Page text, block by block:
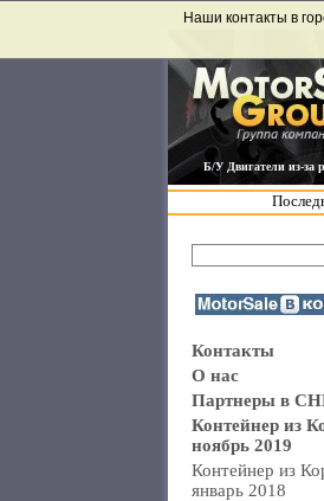
Б/У Двигатели из-за
Наши контакты в
Контакты
О нас
Партнеры в
Контейнер из
ноябрь 2019
Контейнер из
январь 2018